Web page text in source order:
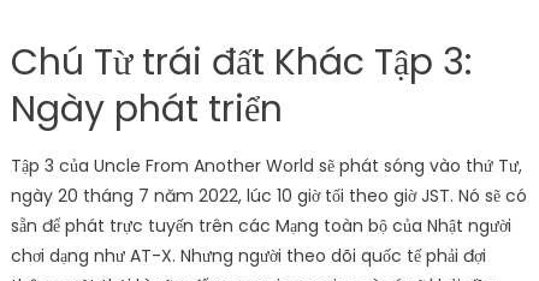
Chú Từ trái đất Khác Tập 3:
Ngày phát triển
Tập 3 của Uncle From Another World sẽ phát sóng vào thứ Tư,
ngày 20 tháng 7 năm 2022, lúc 10 giờ tối theo giờ JST. Nó sẽ có
sẵn để phát trực tuyến trên các Mạng toàn bộ của Nhật người
chơi dạng như AT-X. Nhưng người theo dõi quốc tế phải đợi